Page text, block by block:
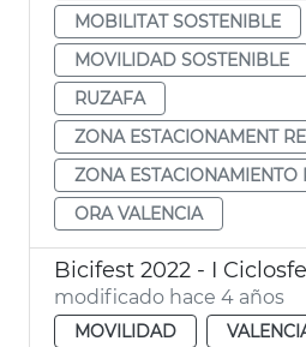
MOBILITAT SOSTENIBLE
MOVILIDAD SOSTENIBLE
RUZAFA
ZONA ESTACIONAMENT
ZONA ESTACIONAMIENTO
ORA VALENCIA
Bicifest 2022 - I
modificado hace 4 años
MOVILIDAD